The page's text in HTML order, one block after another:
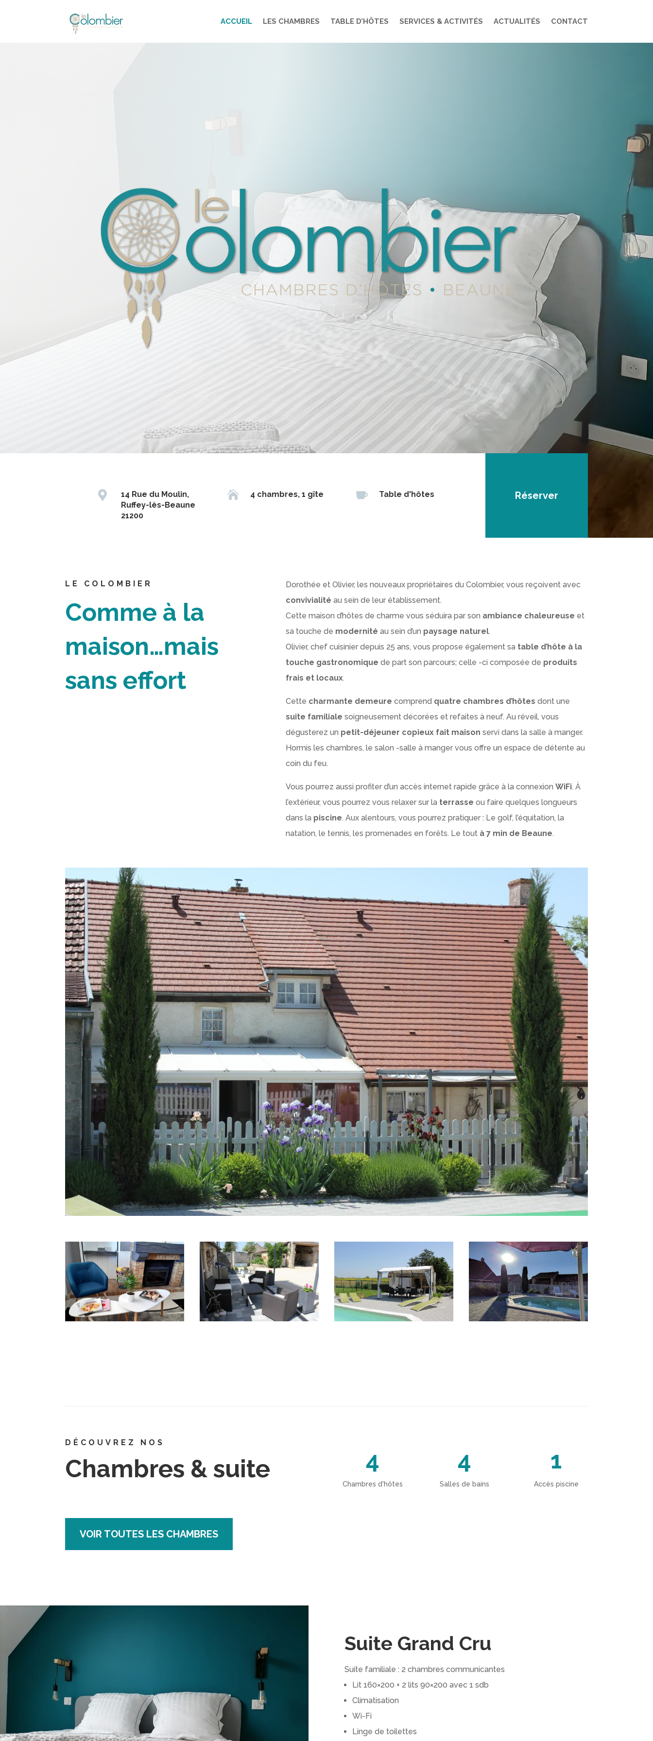
ACCUEIL LES CHAMBRES TABLE D’HÔTES SERVICES & ACTIVITÉS ACTUALITÉS CONTACT

14 Rue du Moulin,
Ruffey-lès-Beaune
21200
 4 chambres, 1 gîte  Table d'hôtes Réserver
LE COLOMBIER
Comme à la
maison…mais
sans effort
Dorothée et Olivier, les nouveaux propriétaires du Colombier, vous reçoivent avec
convivialité au sein de leur établissement.
Cette maison d’hôtes de charme vous séduira par son ambiance chaleureuse et
sa touche de modernité au sein d’un paysage naturel.
Olivier, chef cuisinier depuis 25 ans, vous propose également sa table d’hôte à la
touche gastronomique de part son parcours; celle -ci composée de produits
frais et locaux.
Cette charmante demeure comprend quatre chambres d’hôtes dont une
suite familiale soigneusement décorées et refaites à neuf. Au réveil, vous
dégusterez un petit-déjeuner copieux fait maison servi dans la salle à manger.
Hormis les chambres, le salon -salle à manger vous offre un espace de détente au
coin du feu.
Vous pourrez aussi profiter d’un accès internet rapide grâce à la connexionWiFi. À
l’extérieur, vous pourrez vous relaxer sur la terrasse ou faire quelques longueurs
dans la piscine. Aux alentours, vous pourrez pratiquer : Le golf, l’équitation, la
natation, le tennis, les promenades en forêts. Le tout à 7 min de Beaune.
DÉCOUVREZ NOS
Chambres & suite
VOIR TOUTES LES CHAMBRES
4
Chambres d'hôtes
4
Salles de bains
1
Accès piscine
Suite Grand Cru
Suite familiale : 2 chambres communicantes
Lit 160×200 + 2 lits 90×200 avec 1 sdb
Climatisation
Wi-Fi
Linge de toilettes